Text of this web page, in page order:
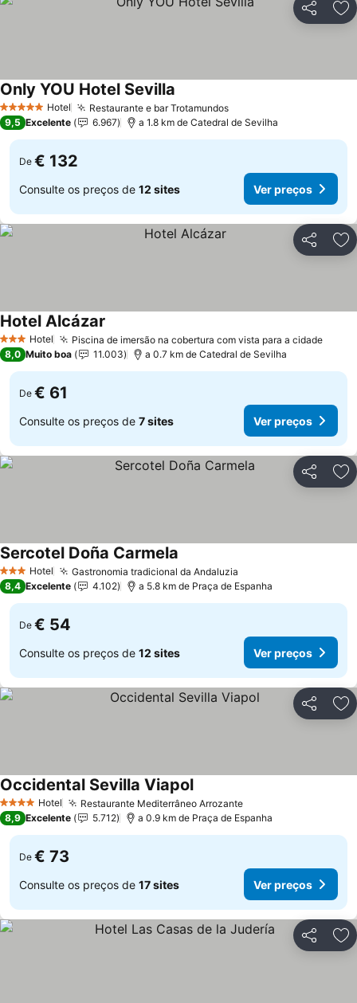
Partilhar
5 Estrelas Hotel Restaurante e bar Trotamundos
Only YOU Hotel Sevilla
9,5 Excelente 6.967 a 1.8 km de Catedral de Sevilha
De € 132
Consulte os preços de 12 sites Ver preços
Partilhar
3 EstrelasHotel Piscina de imersão na cobertura com vista para a cidade
Hotel Alcázar
8,0 Muito boa 11.003 a 0.7 km de Catedral de Sevilha
De € 61
Consulte os preços de 7 sites Ver preços
Partilhar
3 EstrelasHotel Gastronomia tradicional da Andaluzia
Sercotel Doña Carmela
8,4 Excelente 4.102 a 5.8 km de Praça de Espanha
De € 54
Consulte os preços de 12 sites Ver preços
Partilhar
4 EstrelasHotel Restaurante Mediterrâneo Arrozante
Occidental Sevilla Viapol
8,9 Excelente 5.712 a 0.9 km de Praça de Espanha
De € 73
Consulte os preços de 17 sites Ver preços
Partilhar